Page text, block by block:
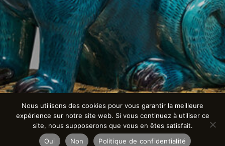
Nous utilisons des cookies pour vous garantir la meilleure
expérience sur notre site web. Si vous continuez à utiliser ce
site, nous supposerons que vous en êtes satisfait.
Oui
Non Politique de confidentialité